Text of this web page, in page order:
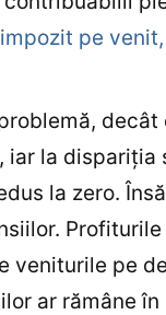
pe
decât
la dispariţia
la zero.
veniturile pe
ar rămâne în